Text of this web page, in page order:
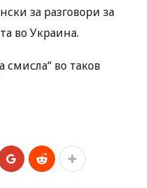
за разговори за
во Украина.
смисла“ во таков